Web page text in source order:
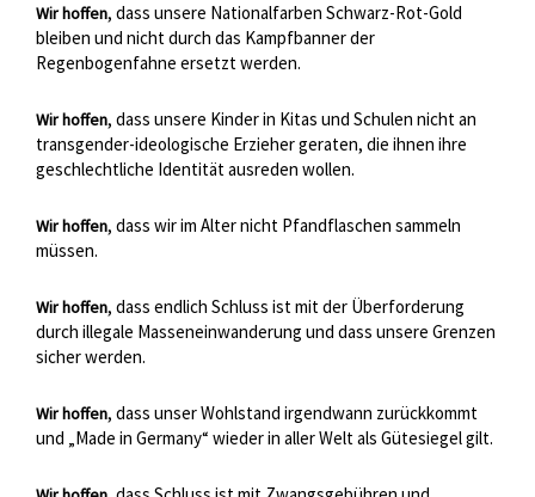
Wir hoffen, dass unsere Nationalfarben Schwarz-Rot-Gold
bleiben und nicht durch das Kampfbanner der
Regenbogenfahne ersetzt werden.
Wir hoffen, dass unsere Kinder in Kitas und Schulen nicht an
transgender-ideologische Erzieher geraten, die ihnen ihre
geschlechtliche Identität ausreden wollen.
Wir hoffen, dass wir im Alter nicht Pfandflaschen sammeln
müssen.
Wir hoffen, dass endlich Schluss ist mit der Überforderung
durch illegale Masseneinwanderung und dass unsere Grenzen
sicher werden.
Wir hoffen, dass unser Wohlstand irgendwann zurückkommt
und „Made in Germany“ wieder in aller Welt als Gütesiegel gilt.